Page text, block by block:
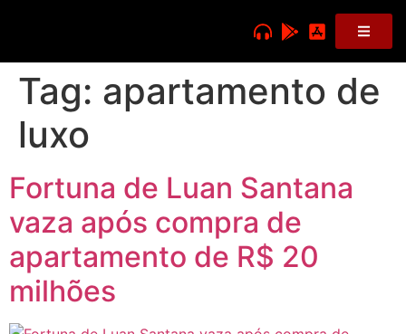
Tag: apartamento de
luxo
Fortuna de Luan Santana
vaza após compra de
apartamento de R$ 20
milhões